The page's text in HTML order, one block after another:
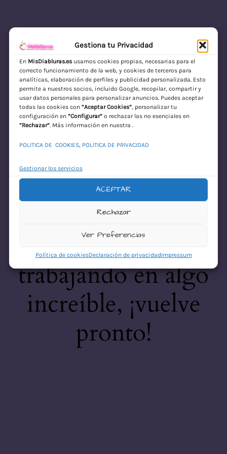
Gestiona tu Privacidad
En MisDiabluras.esusamos cookies propias, necesarias para el
correcto funcionamiento de la web, y cookies de terceros para
analíticas, elaboración de perfiles y publicidad personalizada. Esto
permite a nuestros socios, incluido Google, recopilar, compartir y
usar datos personales para personalizar anuncios. Puedes aceptar
todas las cookies con “Aceptar Cookies”, personalizar tu
configuración en “Configurar”o rechazar las no esenciales en
“Rechazar”. Más información en nuestra .
POLITICA DE COOKIES, POLITICA DE PRIVACIDAD
Gestionar los servicios
ACEPTAR
Rechazar
Ver Preferencias
Política de cookiesDeclaración de privacidadImpressum
MisDiabluras | Sexshop Online con Envío
Discreto en España
Acceder
¡Disculpa este
desastre! Estamos
trabajando en algo
increíble, ¡vuelve
pronto!